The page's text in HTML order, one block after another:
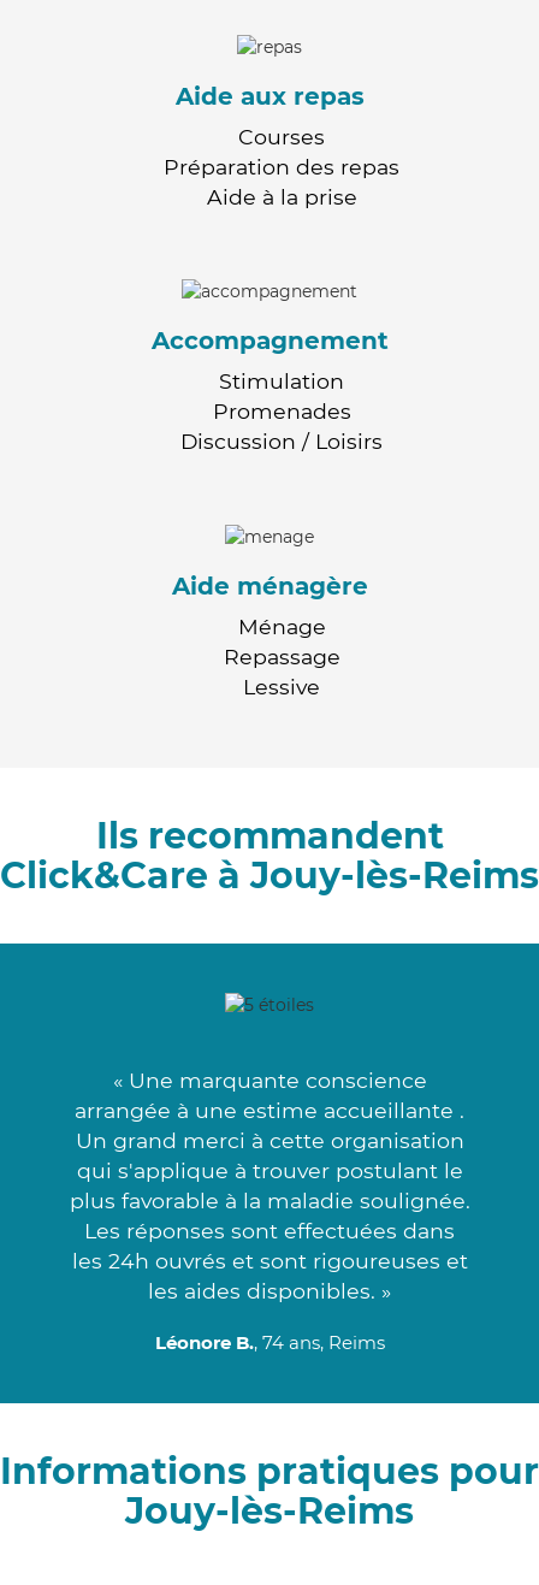
Aide aux repas
Courses
Préparation des repas
Aide à la prise
Accompagnement
Stimulation
Promenades
Discussion / Loisirs
Aide ménagère
Ménage
Repassage
Lessive
Ils recommandent
Click&Care à Jouy-lès-Reims
« Une marquante conscience
arrangée à une estime accueillante .
Un grand merci à cette organisation
qui s'applique à trouver postulant le
plus favorable à la maladie soulignée.
Les réponses sont effectuées dans
les 24h ouvrés et sont rigoureuses et
les aides disponibles. »
Léonore B., 74 ans, Reims
Informations pratiques pour
Jouy-lès-Reims